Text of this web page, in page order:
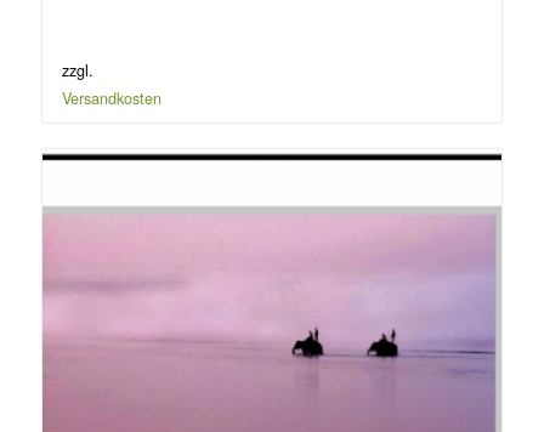
zzgl.
Versandkosten